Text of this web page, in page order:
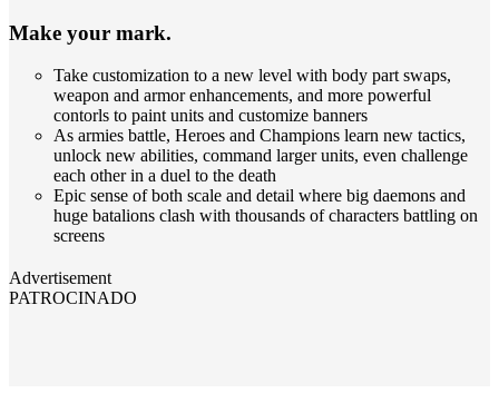
Make your mark.
Take customization to a new level with body part swaps,
weapon and armor enhancements, and more powerful
contorls to paint units and customize banners
As armies battle, Heroes and Champions learn new tactics,
unlock new abilities, command larger units, even challenge
each other in a duel to the death
Epic sense of both scale and detail where big daemons and
huge batalions clash with thousands of characters battling on
screens
Advertisement
PATROCINADO